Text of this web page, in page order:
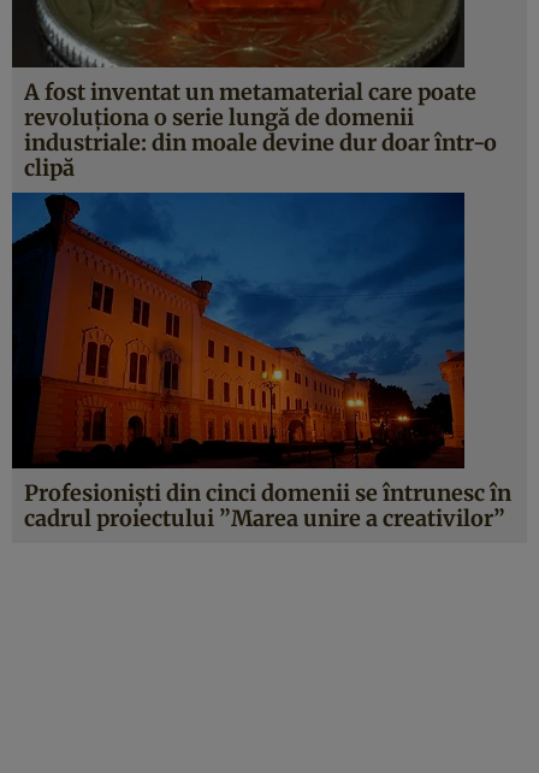
A fost inventat un metamaterial care poate
revoluţiona o serie lungă de domenii
industriale: din moale devine dur doar într-o
clipă
Profesionişti din cinci domenii se întrunesc în
cadrul proiectului ”Marea unire a creativilor”